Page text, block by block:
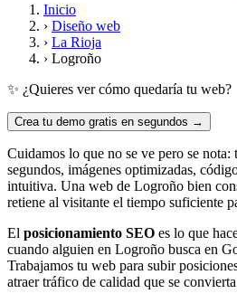
Inicio
› Diseño web
› La Rioja
› Logroño
✨ ¿Quieres ver cómo quedaría tu web?
Crea tu demo gratis en segundos →
Cuidamos lo que no se ve pero se nota:
segundos, imágenes optimizadas,
intuitiva. Una web de Logroño bien
retiene al visitante el tiempo suficiente
El posicionamiento SEO es lo que
cuando alguien en Logroño busca en
Trabajamos tu web para subir
atraer tráfico de calidad que se